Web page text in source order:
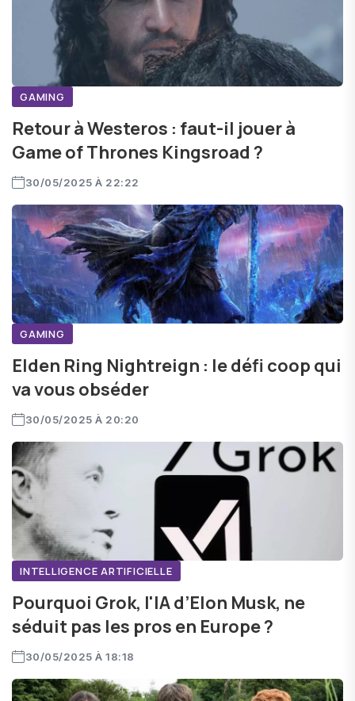
GAMING
Retour à Westeros : faut-il jouer à
Game of Thrones Kingsroad ?
30/05/2025 À 22:22
GAMING
Elden Ring Nightreign : le défi coop qui
va vous obséder
30/05/2025 À 20:20
INTELLIGENCE ARTIFICIELLE
Pourquoi Grok, l'IA d’Elon Musk, ne
séduit pas les pros en Europe ?
30/05/2025 À 18:18